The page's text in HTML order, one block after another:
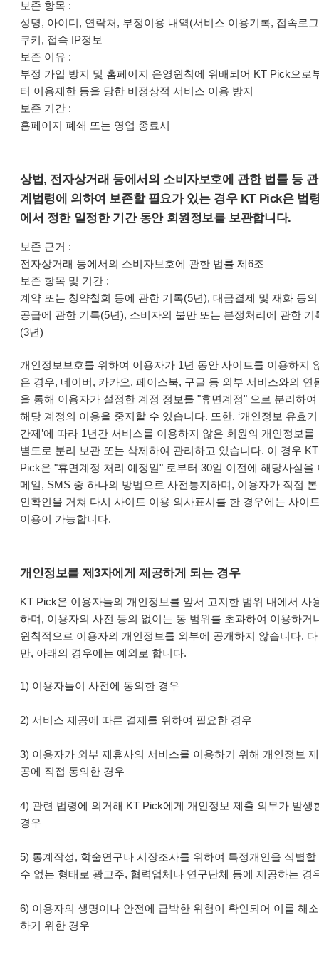
보존 항목 :
성명, 아이디, 연락처, 부정이용 내역(서비스 이용기록, 접속로
쿠키, 접속 IP정보
보존 이유 :
부정 가입 방지 및 홈페이지 운영원칙에 위배되어 KT Pick으로
터 이용제한 등을 당한 비정상적 서비스 이용 방지
보존 기간 :
홈페이지 폐쇄 또는 영업 종료시
상법, 전자상거래 등에서의 소비자보호에 관한 법률 등 관
계법령에 의하여 보존할 필요가 있는 경우 KT Pick은 법
에서 정한 일정한 기간 동안 회원정보를 보관합니다.
보존 근거 :
전자상거래 등에서의 소비자보호에 관한 법률 제6조
보존 항목 및 기간 :
계약 또는 청약철회 등에 관한 기록(5년), 대금결제 및 재화 등의
공급에 관한 기록(5년), 소비자의 불만 또는 분쟁처리에 관한 기
(3년)
개인정보보호를 위하여 이용자가 1년 동안 사이트를 이용하지
은 경우, 네이버, 카카오, 페이스북, 구글 등 외부 서비스와의 연
을 통해 이용자가 설정한 계정 정보를 "휴면계정" 으로 분리하여
해당 계정의 이용을 중지할 수 있습니다. 또한, ‘개인정보 유효기
간제’에 따라 1년간 서비스를 이용하지 않은 회원의 개인정보를
별도로 분리 보관 또는 삭제하여 관리하고 있습니다. 이 경우 KT
Pick은 "휴면계정 처리 예정일" 로부터 30일 이전에 해당사실을
메일, SMS 중 하나의 방법으로 사전통지하며, 이용자가 직접 본
인확인을 거쳐 다시 사이트 이용 의사표시를 한 경우에는 사이
이용이 가능합니다.
개인정보를 제3자에게 제공하게 되는 경우
KT Pick은 이용자들의 개인정보를 앞서 고지한 범위 내에서 사
하며, 이용자의 사전 동의 없이는 동 범위를 초과하여 이용하거
원칙적으로 이용자의 개인정보를 외부에 공개하지 않습니다. 다
만, 아래의 경우에는 예외로 합니다.
1) 이용자들이 사전에 동의한 경우
2) 서비스 제공에 따른 결제를 위하여 필요한 경우
3) 이용자가 외부 제휴사의 서비스를 이용하기 위해 개인정보 제
공에 직접 동의한 경우
4) 관련 법령에 의거해 KT Pick에게 개인정보 제출 의무가 발생
경우
5) 통계작성, 학술연구나 시장조사를 위하여 특정개인을 식별할
수 없는 형태로 광고주, 협력업체나 연구단체 등에 제공하는 경
6) 이용자의 생명이나 안전에 급박한 위험이 확인되어 이를 해소
하기 위한 경우